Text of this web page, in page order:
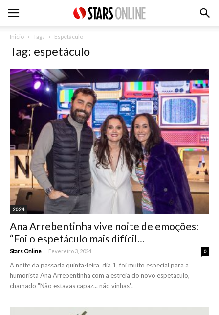
Inicio Tags Espetáculo
Tag: espetáculo
2024
Ana Arrebentinha vive noite de emoções:
“Foi o espetáculo mais difícil...
Stars Online - Fevereiro 3, 2024 0
A noite da passada quinta-feira, dia 1, foi muito especial para a
humorista Ana Arrebentinha com a estreia do novo espetáculo,
chamado "Não estavas capaz... não vinhas".